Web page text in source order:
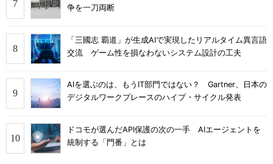
争を一刀両断
「三國志 覇道」が生成AIで実現したリアルタイム異言語
交流 ゲーム性を損なわないシステム設計の工夫
AIを選ぶのは、もうIT部門ではない？ Gartner、日本の
デジタルワークプレースのハイプ・サイクル発表
ドコモが選んだAPI保護の次の一手 AIエージェントを
統制する「門番」とは